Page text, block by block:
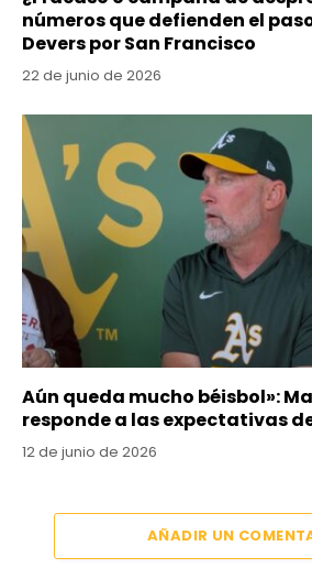
números que defienden el
Devers por San Francisco
22 de junio de 2026
Aún queda mucho béisbol»:
responde a las expectativas
12 de junio de 2026
AÑADIR UN